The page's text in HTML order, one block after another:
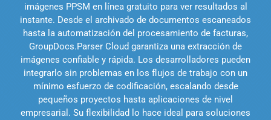
imágenes PPSM en línea gratuito para ver resultados al
instante. Desde el archivado de documentos escaneados
hasta la automatización del procesamiento de facturas,
GroupDocs.Parser Cloud garantiza una extracción de
imágenes confiable y rápida. Los desarrolladores pueden
integrarlo sin problemas en los flujos de trabajo con un
mínimo esfuerzo de codificación, escalando desde
pequeños proyectos hasta aplicaciones de nivel
empresarial. Su flexibilidad lo hace ideal para soluciones